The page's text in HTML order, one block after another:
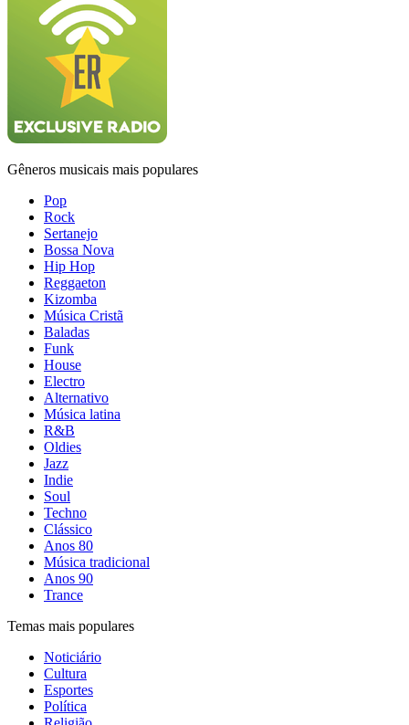
Gêneros musicais mais populares
Pop
Rock
Sertanejo
Bossa Nova
Hip Hop
Reggaeton
Kizomba
Música Cristã
Baladas
Funk
House
Electro
Alternativo
Música latina
R&B
Oldies
Jazz
Indie
Soul
Techno
Clássico
Anos 80
Música tradicional
Anos 90
Trance
Temas mais populares
Noticiário
Cultura
Esportes
Política